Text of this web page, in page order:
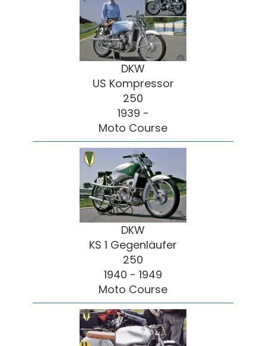
DKW
US Kompressor
250
1939 -
Moto Course
DKW
KS 1 Gegenläufer
250
1940 - 1949
Moto Course